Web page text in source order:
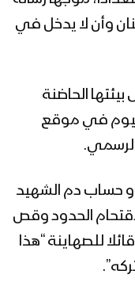
وأن لا يدخل في
الحاضنة
في موقع
حساب دم الشهيد
الحدود وقص
للصهاينة “هذا